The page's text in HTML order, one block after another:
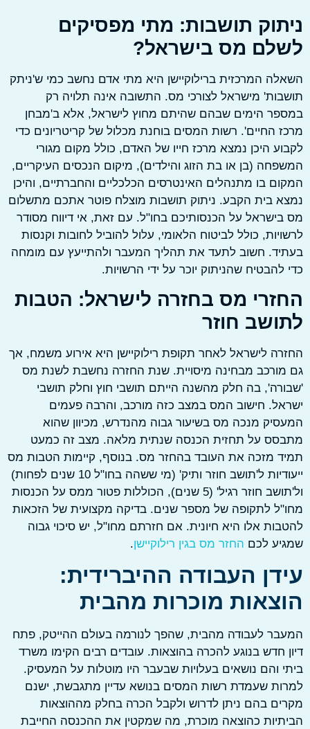
תושבות: מתי מפסיקים
מס בישראל?
המרכזית ברילוקיישן היא מתי אדם נחשב כמי ש'ניתק
מישראל לצורכי מס. התשובה אינה תלויה רק
הימים שבהם שהיתם מחוץ לישראל, אלא ב'מבחן
החיים'. רשות המסים בוחנת מכלול של קריטריונים כדי
היכן נמצא מרכז חייו של האדם, כולל מקום מגורי
(בן או בת הזוג והילדים), מיקום הנכסים העיקריים,
בו מתנהלים האינטרסים הכלכליים והחברתיים, והיכן
בית הקבע. ניתוק תושבות מוצלח פוטר אתכם מתשלום
על הכנסותיכם בחו"ל. עם זאת, אי דיווח מסודר
כולל לביטוח הלאומי, עלול להוביל לחובות וקנסות
חשוב לתעד את תהליך המעבר ולהתייעץ עם מומחה
שהניתוק יוכר על ידי הרשויות.
מס בחזרה לישראל: הטבות
חוזר
לישראל לאחר תקופת רילוקיישן היא אירוע משמח, אך
מבחינה מיסויית. שנת החזרה נחשבת לשנת מס
בה חלק מהשנה הייתם תושבי חוץ וחלק תושבי
חישוב המס במצב כזה מורכב, והרבה פעמים
מנכה מס בשיעור גבוה מהנדרש, מכיוון שהוא
על תחזית הכנסה שנתית מלאה. מצב זה כמעט
מזכה את העובד בהחזר מס. בנוסף, קיימות הטבות מס
ייעודיות ל'תושב חוזר ותיק' (מי ששהה בחו"ל 10 שנים לפחות)
ול'תושב חוזר רגיל' (5 שנים), הכוללות פטור ממס על הכנסות
לתקופה של מספר שנים. בדיקה מקצועית של הזכאות
אלו היא חיונית. אם חזרתם מחו"ל, יש סיכוי גבוה
לכם החזר מס בגין רילוקיישן.
העבודה ההיברידית:
מוכרות מהבית
לעבודה מהבית, שהפך לנורמה בעולם ההייטק, פתח
חדש בנוגע להכרה בהוצאות. עובדים רבים הקימו משרד
והם נושאים בעלויות שבעבר היו מוטלות על המעסיק.
שעמדת רשות המסים בנושא עדיין מתגבשת, ישנם
בהם ניתן לדרוש ולקבל הכרה בחלק מההוצאות
כהוצאה מוכרת, מה שמקטין את ההכנסה החייבת